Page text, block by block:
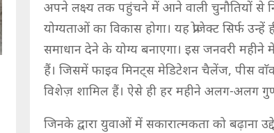
अपने लक्ष्य तक पहुंचने में आने वाली चुनौतियों से
योग्यताओं का विकास होगा। यह प्रोजेक्ट सिर्फ
समाधान देने के योग्य बनाएगा। इस जनवरी
हैं। जिसमें फाइव मिनट्स मेडिटेशन चैलेंज, पीस
विशेज़ शामिल हैं। ऐसे ही हर महीने अलग-अलग
जिनके द्वारा युवाओं में सकारात्मकता को बढ़ाना